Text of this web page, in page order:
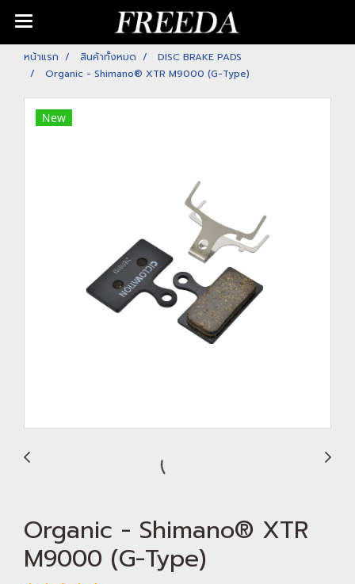
หน้าแรก สินค้าทั้งหมด
DISC BRAKE PADS
Organic - Shimano® XTR M9000 (G-Type)
New
Organic - Shimano® XTR
M9000 (G-Type)